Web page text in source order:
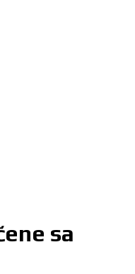
sa